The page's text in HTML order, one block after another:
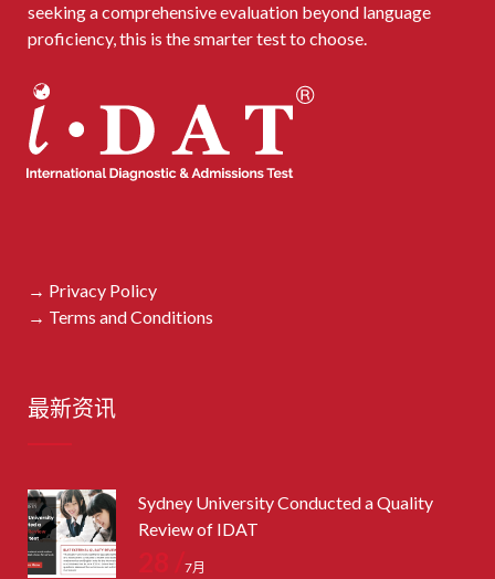
seeking a comprehensive evaluation beyond language
proficiency, this is the smarter test to choose.
→ Privacy Policy
→ Terms and Conditions
最新资讯
Sydney University Conducted a Quality
Review of IDAT
28 /7月